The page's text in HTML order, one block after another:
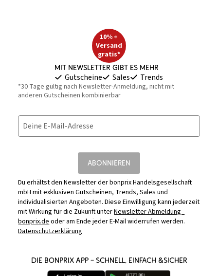
10% +
Versand
gratis*
Mit Newsletter gibt es mehr
Gutscheine Sales Trends
*30 Tage gültig nach Newsletter-Anmeldung, nicht mit
anderen Gutscheinen kombinierbar
Deine E-Mail-Adresse
ABONNIEREN
Du erhältst den Newsletter der bonprix Handelsgesellschaft
mbH mit exklusiven Gutscheinen, Trends, Sales und
individualisierten Angeboten. Diese Einwilligung kann jederzeit
mit Wirkung für die Zukunft unterNewsletter Abmeldung -
bonprix.deoder am Ende jeder E-Mail widerrufen werden.
Datenschutzerklärung
DIE BONPRIX APP – SCHNELL, EINFACH &SICHER